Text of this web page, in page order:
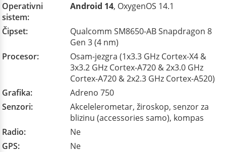
Operativni
sistem:
Android 14, OxygenOS 14.1
Čipset:
Qualcomm SM8650-AB Snapdragon 8
Gen 3 (4 nm)
Procesor:
Osam-jezgra (1x3.3 GHz Cortex-X4 &
3x3.2 GHz Cortex-A720 & 2x3.0 GHz
Cortex-A720 & 2x2.3 GHz Cortex-A520)
Grafika:
Adreno 750
Senzori:
Akcelelerometar, žiroskop, senzor za
blizinu (accessories samo), kompas
Radio:
Ne
GPS:
Ne